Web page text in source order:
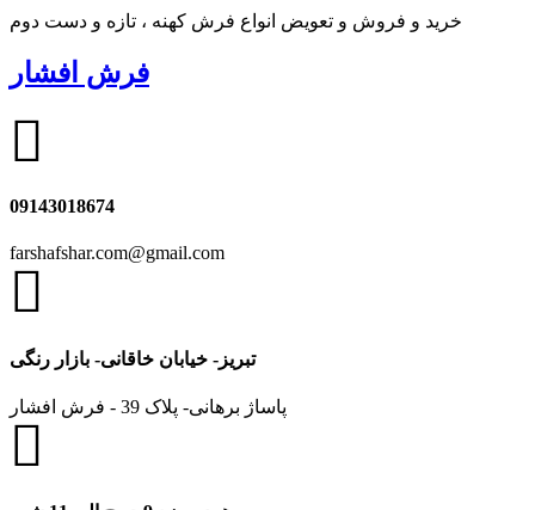
خرید و فروش و تعویض انواع فرش کهنه ، تازه و دست دوم
فرش افشار
09143018674
farshafshar.com@gmail.com
تبریز- خیابان خاقانی- بازار رنگی
پاساژ برهانی- پلاک 39 - فرش افشار